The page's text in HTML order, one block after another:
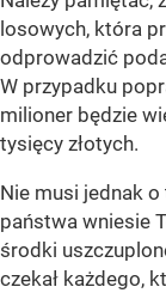
losowych, która
odprowadzić
W przypadku
milioner będzie
tysięcy złotych.
Nie musi jednak
państwa wniesie
środki
czekał każdego,